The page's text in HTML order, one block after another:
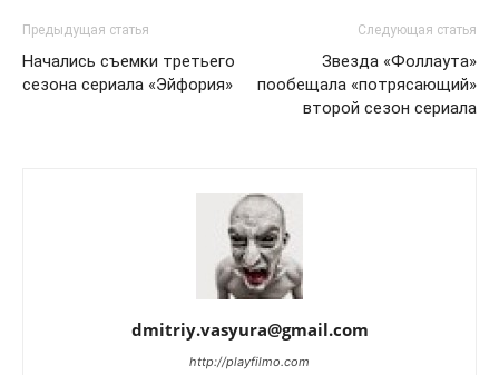
Предыдущая статья
Начались съемки третьего
сезона сериала «Эйфория»
Следующая статья
Звезда «Фоллаута»
пообещала «потрясающий»
второй сезон сериала
dmitriy.vasyura@gmail.com
http://playfilmo.com